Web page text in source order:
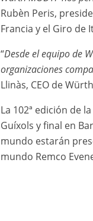
Rubèn Peris,
Francia y el Giro de
“Desde el equipo de
organizaciones
Llinàs, CEO de
La 102ª edición de
Guíxols y final en
mundo estarán
mundo Remco